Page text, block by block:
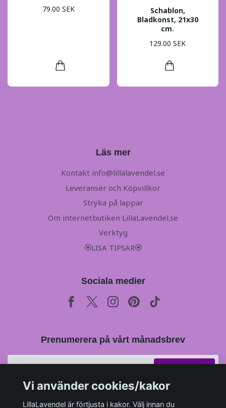
79.00 SEK
Schablon,
Bladkonst, 21x30
cm.
129.00 SEK
Läs mer
Kontakt info@lillalavendel.se
Leveranser och Köpvillkor
Stryka på lappar
Om internetbutiken LillaLavendel.se
Verktyg
🏵LISA TIPSAR🏵
Sociala medier
Prenumerera på vårt månadsbrev
Vi använder cookies/kakor
LillaLavendel är förtjusta i kakor. Välj innan du